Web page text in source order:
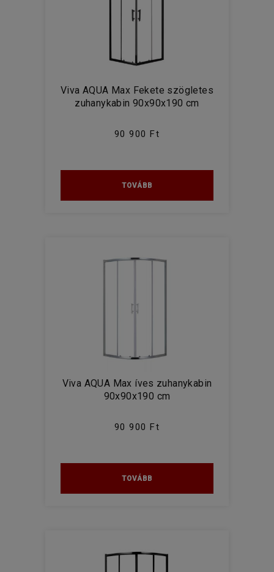
Viva AQUA Max Fekete szögletes
zuhanykabin 90x90x190 cm
90 900 Ft
TOVÁBB
Viva AQUA Max íves zuhanykabin
90x90x190 cm
90 900 Ft
TOVÁBB